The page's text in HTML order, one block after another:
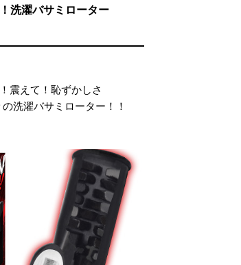
洗濯バサミローター
震えて！恥ずかしさ
洗濯バサミローター！！